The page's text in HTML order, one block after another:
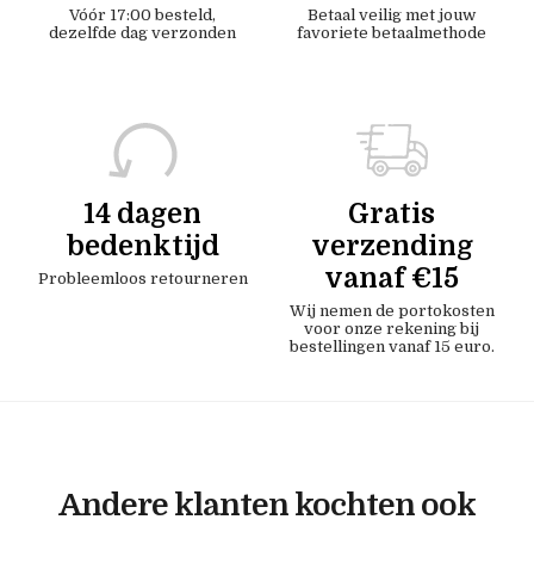
Vóór 17:00 besteld,
dezelfde dag verzonden
Betaal veilig met jouw
favoriete betaalmethode
14 dagen
bedenktijd
Probleemloos retourneren
Gratis
verzending
vanaf €15
Wij nemen de portokosten
voor onze rekening bij
bestellingen vanaf 15 euro.
Andere klanten kochten ook